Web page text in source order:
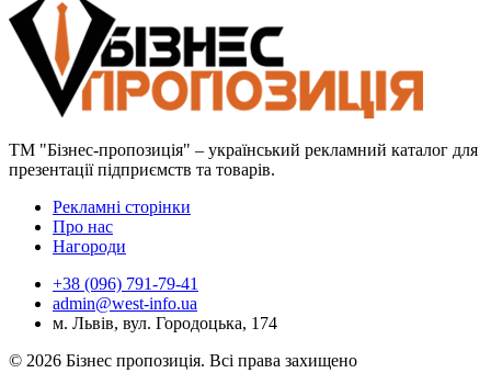
ТМ "Бізнес-пропозиція" – український рекламний каталог для
презентації підприємств та товарів.
Рекламні сторінки
Про нас
Нагороди
+38 (096) 791-79-41
admin@west-info.ua
м. Львів, вул. Городоцька, 174
© 2026 Бізнес пропозиція. Всі права захищено